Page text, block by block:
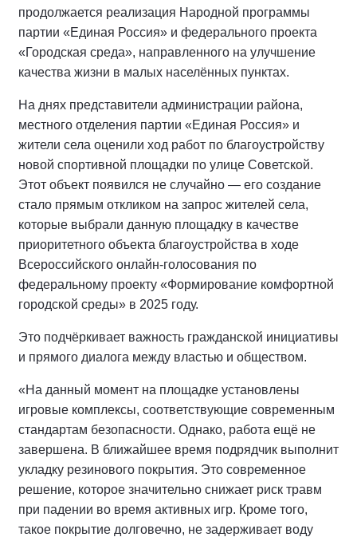
продолжается реализация Народной программы
партии «Единая Россия» и федерального проекта
«Городская среда», направленного на улучшение
качества жизни в малых населённых пунктах.
На днях представители администрации района,
местного отделения партии «Единая Россия» и
жители села оценили ход работ по благоустройству
новой спортивной площадки по улице Советской.
Этот объект появился не случайно — его создание
стало прямым откликом на запрос жителей села,
которые выбрали данную площадку в качестве
приоритетного объекта благоустройства в ходе
Всероссийского онлайн-голосования по
федеральному проекту «Формирование комфортной
городской среды» в 2025 году.
Это подчёркивает важность гражданской инициативы
и прямого диалога между властью и обществом.
«На данный момент на площадке установлены
игровые комплексы, соответствующие современным
стандартам безопасности. Однако, работа ещё не
завершена. В ближайшее время подрядчик выполнит
укладку резинового покрытия. Это современное
решение, которое значительно снижает риск травм
при падении во время активных игр. Кроме того,
такое покрытие долговечно, не задерживает воду